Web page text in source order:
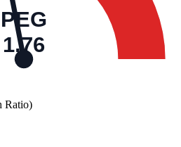
PEG
1,76
Ratio)